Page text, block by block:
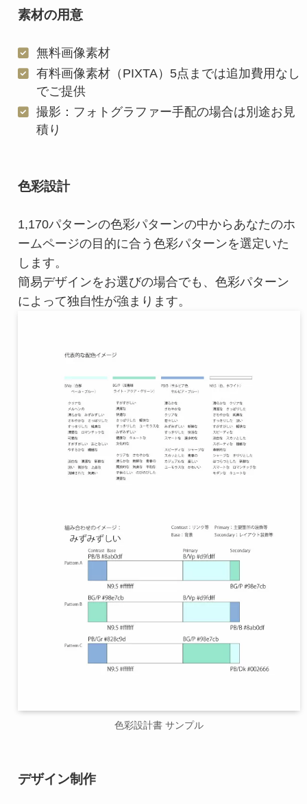
素材の用意
無料画像素材
有料画像素材（PIXTA）5点までは追加費用なし
でご提供
撮影：フォトグラファー手配の場合は別途お見
積り
色彩設計
1,170パターンの色彩パターンの中からあなたのホ
ームページの目的に合う色彩パターンを選定いた
します。
簡易デザインをお選びの場合でも、色彩パターン
によって独自性が強まります。
色彩設計書 サンプル
デザイン制作